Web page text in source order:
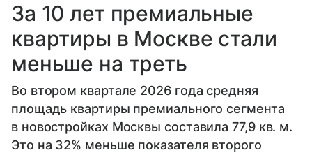
За 10 лет премиальные
квартиры в Москве стали
меньше на треть
Во втором квартале 2026 года средняя
площадь квартиры премиального сегмента
в новостройках Москвы составила 77,9 кв. м.
Это на 32% меньше показателя второго